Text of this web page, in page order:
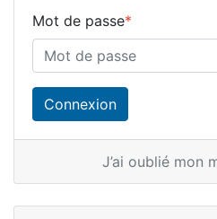
Mot de passe*
J’ai oublié mon